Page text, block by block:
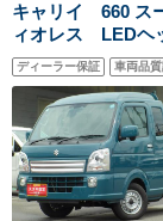
キャリイ 660 ス
ィオレス LEDヘ
ーバーヘッドシ
害軽減ブレーキ
車両走行安定補
ディーラー保証 車両品